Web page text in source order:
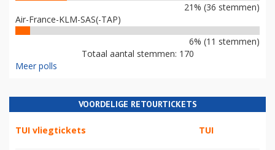
21% (36 stemmen)
Air-France-KLM-SAS(-TAP)
6% (11 stemmen)
Totaal aantal stemmen: 170
Meer polls
VOORDELIGE RETOURTICKETS
TUI vliegtickets TUI